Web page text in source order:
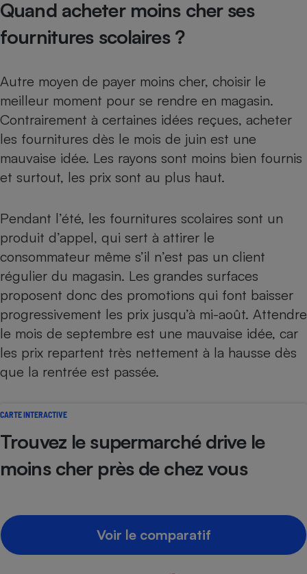
Quand acheter moins cher ses
fournitures scolaires ?
Autre moyen de payer moins cher, choisir le
meilleur moment pour se rendre en magasin.
Contrairement à certaines idées reçues, acheter
les fournitures dès le mois de juin est une
mauvaise idée. Les rayons sont moins bien fournis
et surtout, les prix sont au plus haut.
Pendant l’été, les fournitures scolaires sont un
produit d’appel, qui sert à attirer le
consommateur même s’il n’est pas un client
régulier du magasin. Les grandes surfaces
proposent donc des promotions qui font baisser
progressivement les prix jusqu’à mi-août. Attendre
le mois de septembre est une mauvaise idée, car
les prix repartent très nettement à la hausse dès
que la rentrée est passée.
CARTE INTERACTIVE
Trouvez le supermarché drive le
moins cher près de chez vous
Voir le comparatif